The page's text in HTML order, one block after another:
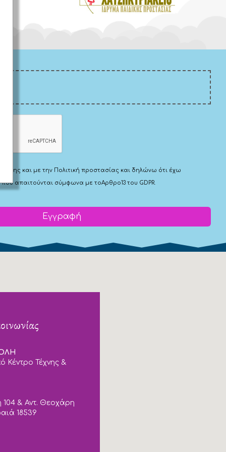
και με την Πολιτική προστασίας και δηλώνω ότι έχω
που απαιτούνται σύμφωνα με τοΑρθρο13 του GDPR.
Εγγραφή
Κέντρο Τέχνης &
104 & Αντ. Θεοχάρη
18539